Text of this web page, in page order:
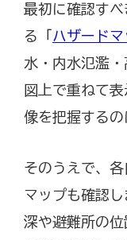
最初に確認す
る「
ハザード
水・内水氾濫
図上で重ねて
像を把握するの
そのうえで、
マップも確認
深や避難所の